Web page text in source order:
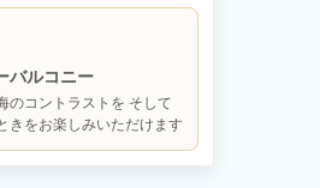
キットを貸出していますの
しみください！
バルコニー
のコントラストを そして
きをお楽しみいただけます